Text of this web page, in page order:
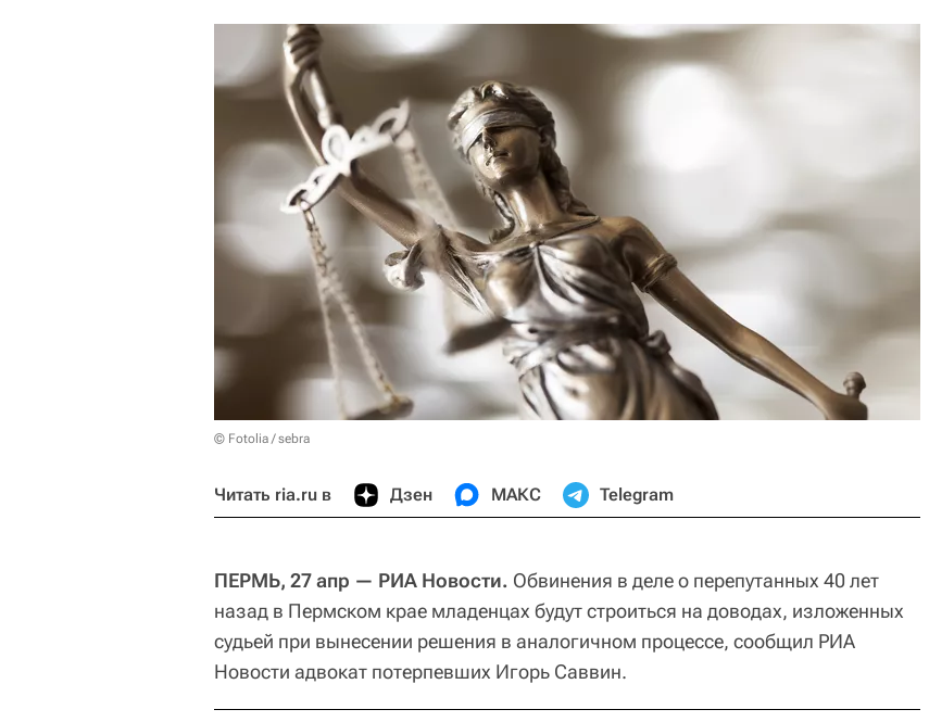
© Fotolia / sebra
Читать ria.ru в Дзен МАКС Telegram
ПЕРМЬ, 27 апр — РИА Новости. Обвинения в деле о перепутанных 40 лет
назад в Пермском крае младенцах будут строиться на доводах, изложенных
судьей при вынесении решения в аналогичном процессе, сообщил РИА
Новости адвокат потерпевших Игорь Саввин.